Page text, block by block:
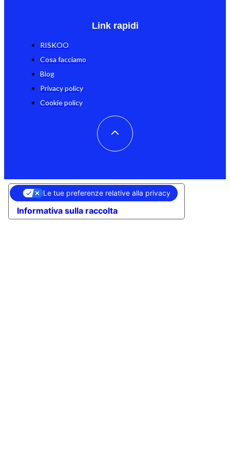
Link rapidi
RISKOO
Cosa facciamo
Blog
Privacy policy
Cookie policy
Informativa sulla raccolta
Le tue preferenze relative alla privacy